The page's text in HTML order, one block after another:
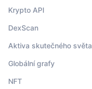
Krypto API
DexScan
Aktiva skutečného světa
Globální grafy
NFT